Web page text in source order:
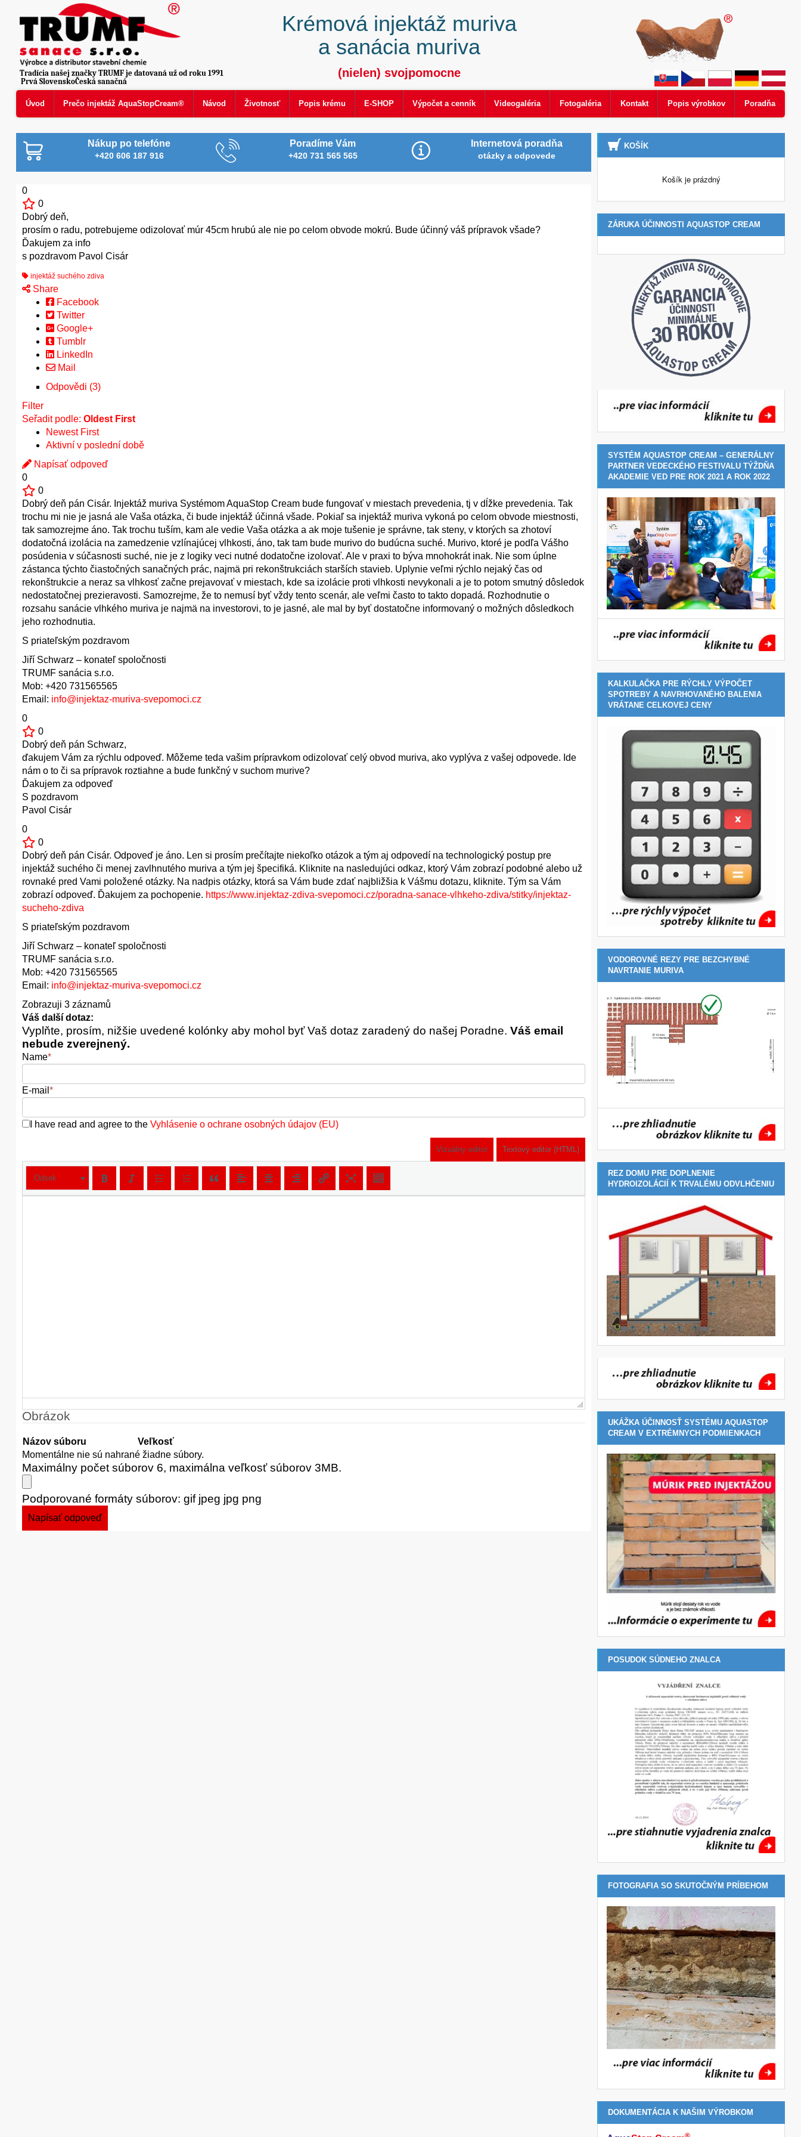
Úvod Prečo injektáž AquaStopCream® Návod Životnosť Popis krému E-SHOP Výpočet a cenník Videogaléria Fotogaléria Kontakt Popis výrobkov Poradňa
Prvá SlovenskoČeská sanačná
Krémová injektáž muriva
a sanácia muriva
(nielen) svojpomocne
Tradícia našej značky TRUMF je datovaná už od roku 1991
Nákup po telefóne
+420 606 187 916
Poradíme Vám
+420 731 565 565
Internetová poradňa
otázky a odpovede
0
0
Dobrý deň,
prosím o radu, potrebujeme odizolovať múr 45cm hrubú ale nie po celom obvode mokrú. Bude účinný váš prípravok všade?
Ďakujem za info
s pozdravom Pavol Cisár
injektáž suchého zdiva
Share
Facebook
Twitter
Google+
Tumblr
LinkedIn
Mail
Odpovědi (3)
Filter
Seřadit podle: Oldest First
Newest First
Aktivní v poslední době
Napísať odpoveď
0
0
Dobrý deň pán Cisár. Injektáž muriva Systémom AquaStop Cream bude fungovať v miestach prevedenia, tj v dĺžke prevedenia. Tak
trochu mi nie je jasná ale Vaša otázka, či bude injektáž účinná všade. Pokiaľ sa injektáž muriva vykoná po celom obvode miestnosti,
tak samozrejme áno. Tak trochu tuším, kam ale vedie Vaša otázka a ak moje tušenie je správne, tak steny, v ktorých sa zhotoví
dodatočná izolácia na zamedzenie vzlínajúcej vlhkosti, áno, tak tam bude murivo do budúcna suché. Murivo, ktoré je podľa Vášho
posúdenia v súčasnosti suché, nie je z logiky veci nutné dodatočne izolovať. Ale v praxi to býva mnohokrát inak. Nie som úplne
zástanca týchto čiastočných sanačných prác, najmä pri rekonštrukciách starších stavieb. Uplynie veľmi rýchlo nejaký čas od
rekonštrukcie a neraz sa vlhkosť začne prejavovať v miestach, kde sa izolácie proti vlhkosti nevykonali a je to potom smutný dôsledok
nedostatočnej prezieravosti. Samozrejme, že to nemusí byť vždy tento scenár, ale veľmi často to takto dopadá. Rozhodnutie o
rozsahu sanácie vlhkého muriva je najmä na investorovi, to je jasné, ale mal by byť dostatočne informovaný o možných dôsledkoch
jeho rozhodnutia.
S priateľským pozdravom
Jiří Schwarz – konateľ spoločnosti
TRUMF sanácia s.r.o.
Mob: +420 731565565
Email: info@injektaz-muriva-svepomoci.cz
0
0
Dobrý deň pán Schwarz,
ďakujem Vám za rýchlu odpoveď. Môžeme teda vašim prípravkom odizolovať celý obvod muriva, ako vyplýva z vašej odpovede. Ide
nám o to či sa prípravok roztiahne a bude funkčný v suchom murive?
Ďakujem za odpoveď
S pozdravom
Pavol Cisár
0
0
Dobrý deň pán Cisár. Odpoveď je áno. Len si prosím prečítajte niekoľko otázok a tým aj odpovedí na technologický postup pre
injektáž suchého či menej zavlhnutého muriva a tým jej špecifiká. Kliknite na nasledujúci odkaz, ktorý Vám zobrazí podobné alebo už
rovnaké pred Vami položené otázky. Na nadpis otázky, ktorá sa Vám bude zdať najbližšia k Vášmu dotazu, kliknite. Tým sa Vám
zobrazí odpoveď. Ďakujem za pochopenie. https://www.injektaz-zdiva-svepomoci.cz/poradna-sanace-vlhkeho-zdiva/stitky/injektaz-
sucheho-zdiva
S priateľským pozdravom
Jiří Schwarz – konateľ spoločnosti
TRUMF sanácia s.r.o.
Mob: +420 731565565
Email: info@injektaz-muriva-svepomoci.cz
Zobrazuji 3 záznamů
Váš další dotaz:
Vyplňte, prosím, nižšie uvedené kolónky aby mohol byť Vaš dotaz zaradený do našej Poradne. Váš email
nebude zverejnený.
Name*
E-mail *
I have read and agree to the Vyhlásenie o ochrane osobných údajov (EU)
Vizuálny editor Textový editor (HTML)
Odsek
Obrázok
Názov súboru
Veľkosť
Momentálne nie sú nahrané žiadne súbory.
Maximálny počet súborov 6, maximálna veľkosť súborov 3MB.
Podporované formáty súborov: gif jpeg jpg png
KOŠÍK
Košík je prázdný
ZÁRUKA ÚČINNOSTI AQUASTOP CREAM
SYSTÉM AQUASTOP CREAM – GENERÁLNY
PARTNER VEDECKÉHO FESTIVALU TÝŽDŇA
AKADEMIE VED PRE ROK 2021 A ROK 2022
KALKULAČKA PRE RÝCHLY VÝPOČET
SPOTREBY A NAVRHOVANÉHO BALENIA
VRÁTANE CELKOVEJ CENY
VODOROVNÉ REZY PRE BEZCHYBNÉ
NAVRTANIE MURIVA
REZ DOMU PRE DOPLNENIE
HYDROIZOLÁCIÍ K TRVALÉMU ODVLHČENIU
UKÁŽKA ÚČINNOSŤ SYSTÉMU AQUASTOP
CREAM V EXTRÉMNYCH PODMIENKACH
POSUDOK SÚDNEHO ZNALCA
FOTOGRAFIA SO SKUTOČNÝM PRÍBEHOM
DOKUMENTÁCIA K NAŠIM VÝROBKOM